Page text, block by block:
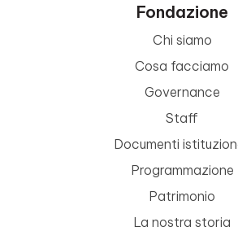
Fondazione
Chi siamo
Cosa facciamo
Governance
Staff
Documenti
Programmazione
Patrimonio
La nostra storia